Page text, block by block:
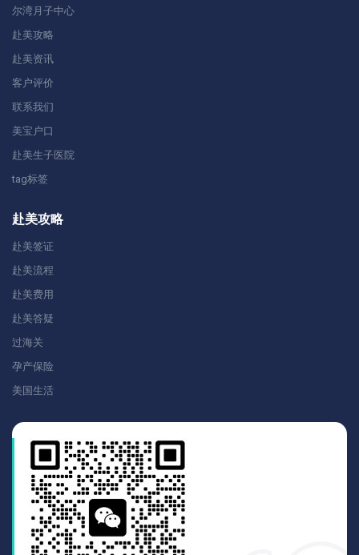
尔湾月子中心
赴美攻略
赴美资讯
客户评价
联系我们
美宝户口
赴美生子医院
tag标签
赴美攻略
赴美签证
赴美流程
赴美费用
赴美答疑
过海关
孕产保险
美国生活